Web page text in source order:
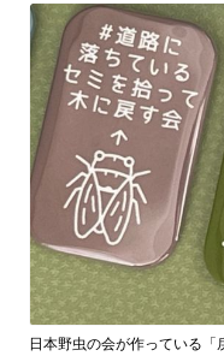
日本野虫の会が作っている